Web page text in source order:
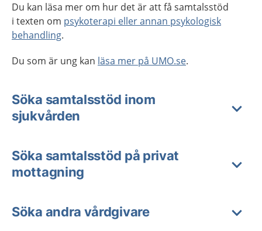
Du kan läsa mer om hur det är att få samtalsstöd
i texten om psykoterapi eller annan psykologisk
behandling.
Du som är ung kan läsa mer på UMO.se.
Söka samtalsstöd inom
sjukvården
Söka samtalsstöd på privat
mottagning
Söka andra vårdgivare